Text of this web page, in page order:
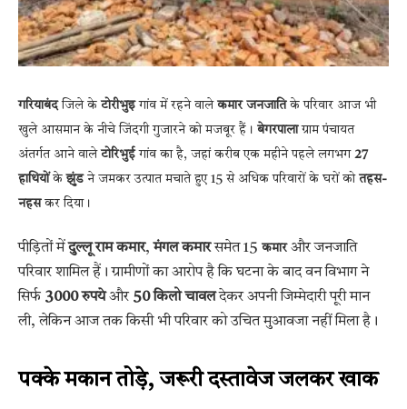
गरियाबंदजिले के टोरीभुइगांव में रहने वाले कमार जनजातिके परिवार आज भी
खुले आसमान के नीचे जिंदगी गुजारने को मजबूर हैं। बेगरपालाग्राम पंचायत
अंतर्गत आने वाले टोरिभुईगांव का है, जहां करीब एक महीने पहले लगभग 27
हाथियोंके झुंडने जमकर उत्पात मचाते हुए 15 से अधिक परिवारों के घरों को तहस-
नहसकर दिया।
पीड़ितों मेंदुल्लू राम कमार,मंगल कमारसमेत 15 कमार और जनजाति
परिवार शामिल हैं। ग्रामीणों का आरोप है कि घटना के बाद वन विभाग ने
सिर्फ 3000 रुपयेऔर 50 किलो चावलदेकर अपनी जिम्मेदारी पूरी मान
ली, लेकिन आज तक किसी भी परिवार को उचित मुआवजा नहीं मिला है।
पक्के मकान तोड़े, जरूरी दस्तावेज जलकर खाक